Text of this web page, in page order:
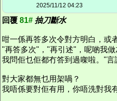
2025/11/12 04:23
回覆 81# 抽刀斷水
咁一係再答多次令對方明白，或
"再答多次"，"再引述"，呢啲我
我問佢乜佢都冇答到過㗎啦。"言
對大家都無乜用架喎？
我唔係要對佢有用，你唔洗對我